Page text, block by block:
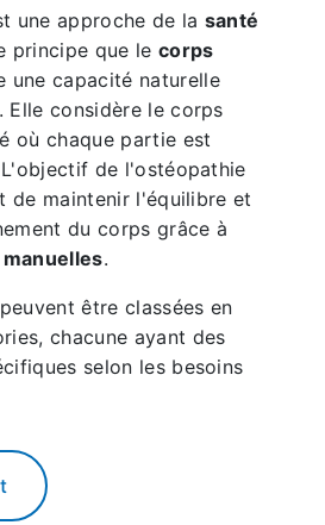
une approche de la santé
principe que le corps
une capacité naturelle
Elle considère le corps
où chaque partie est
de l'ostéopathie
de maintenir l'équilibre et
du corps grâce à
.
être classées en
chacune ayant des
selon les besoins